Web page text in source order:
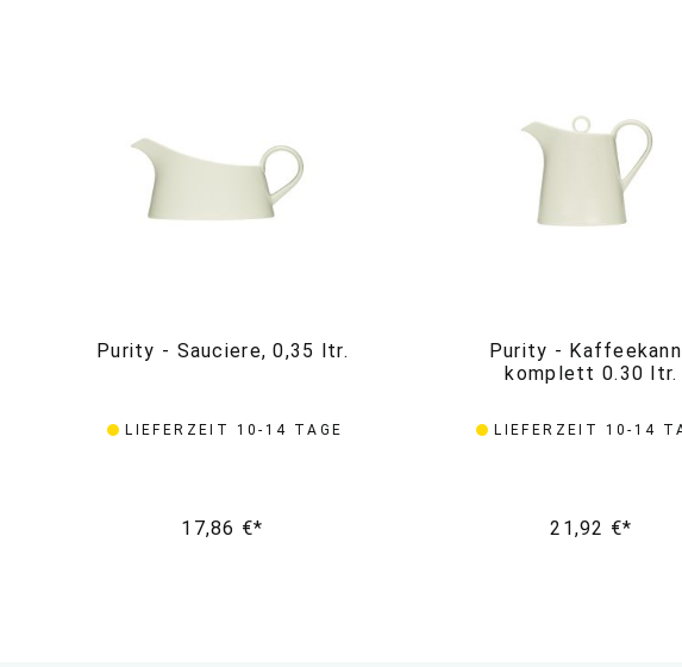
Purity - Sauciere, 0,35 ltr.
LIEFERZEIT 10-14 TAGE
17,86 €*
Purity -
komplett 0.30 ltr.
LIEFERZEIT 10-14
21,92 €*